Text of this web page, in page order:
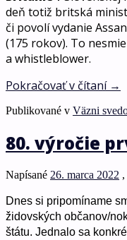
deň totiž britská
či povolí vydanie
(175 rokov). To
a whistleblower.
Pokračovať v čítaní →
Publikované v Väzni
80. výročie
Napísané 26. marca 2022
Dnes si pripomíname
židovských občanov/
štátu. Jednalo sa